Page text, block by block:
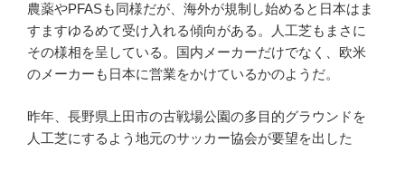
農薬やPFASも同様だが、海外が規制し始めると日本はま
すますゆるめて受け入れる傾向がある。人工芝もまさに
その様相を呈している。国内メーカーだけでなく、欧米
のメーカーも日本に営業をかけているかのようだ。
昨年、長野県上田市の古戦場公園の多目的グラウンドを
人工芝にするよう地元のサッカー協会が要望を出した